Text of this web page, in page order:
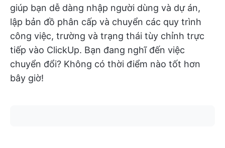
giúp bạn dễ dàng nhập người dùng và dự án,
lập bản đồ phân cấp và chuyển các quy trình
công việc, trường và trạng thái tùy chỉnh trực
tiếp vào ClickUp. Bạn đang nghĩ đến việc
chuyển đổi? Không có thời điểm nào tốt hơn
bây giờ!